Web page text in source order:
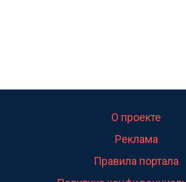
О проекте
Реклама
Правила портала